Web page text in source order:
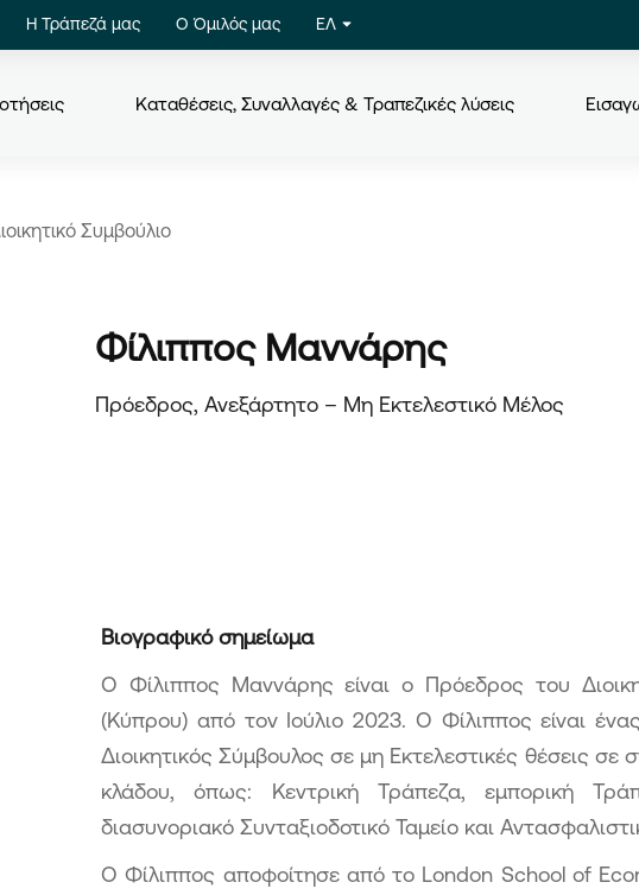
Η Τράπεζά μας Ο Όμιλός μας ΕΛ
Καταθέσεις, Συναλλαγές & Τραπεζικές λύσεις
Συμβούλιο
Φίλιππος Μαννάρης
Πρόεδρος, Ανεξάρτητο – Μη Εκτελεστικό Μέλος
Βιογραφικό σημείωμα
Ο Φίλιππος Μαννάρης είναι ο Πρόεδρος του
(Κύπρου) από τον Ιούλιο 2023. Ο Φίλιππος είναι
Διοικητικός Σύμβουλος σε μη Εκτελεστικές θέσεις σε
κλάδου, όπως: Κεντρική Τράπεζα, εμπορική
διασυνοριακό Συνταξιοδοτικό Ταμείο και
Ο Φίλιππος αποφοίτησε από το London School of